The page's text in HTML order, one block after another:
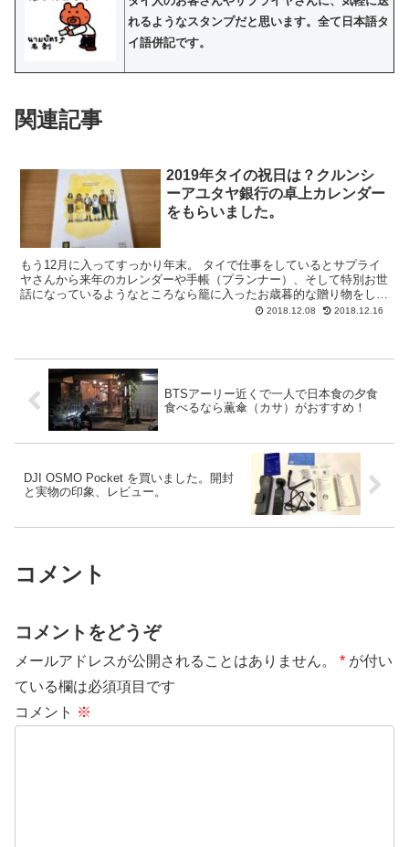
れるようなスタンプだと思います。全て日本語タ
イ語併記です。
関連記事
2019年タイの祝日は？クルンシ
ーアユタヤ銀行の卓上カレンダー
をもらいました。
もう12月に入ってすっかり年末。 タイで仕事をしているとサプライ
ヤさんから来年のカレンダーや手帳（プランナー）、そして特別お世
話になっているようなところなら籠に入ったお歳暮的な贈り物をしま
す。 今年はクルンシーアユタヤ銀行の卓上カレンダーを...
2018.12.08 2018.12.16
BTSアーリー近くで一人で日本食の夕食
食べるなら薫傘（カサ）がおすすめ！
DJI OSMO Pocket を買いました。開封
と実物の印象、レビュー。
コメント
コメントをどうぞ
メールアドレスが公開されることはありません。 * が付い
ている欄は必須項目です
コメント ※